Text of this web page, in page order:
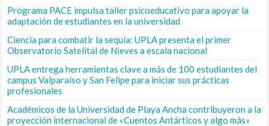
Programa PACE impulsa taller psicoeducativo para apoyar la
adaptación de estudiantes en la universidad
Ciencia para combatir la sequía: UPLA presenta el primer
Observatorio Satelital de Nieves a escala nacional
UPLA entrega herramientas clave a más de 100 estudiantes del
campus Valparaíso y San Felipe para iniciar sus prácticas
profesionales
Académicos de la Universidad de Playa Ancha contribuyeron a la
proyección internacional de «Cuentos Antárticos y algo más»